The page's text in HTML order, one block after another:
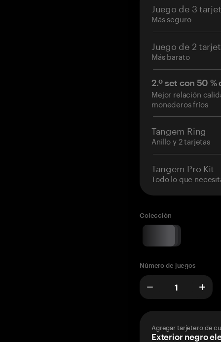
Juego de 3
Más seguro
Juego de 2
Más barato
2.º set con 50
Mejor relación
monederos fríos
Tangem Ring
Anillo y 2 tarjetas
Tangem Pro Kit
Todo lo que
Colección
Número de juegos
Agregar tarjetero de
Exterior negro